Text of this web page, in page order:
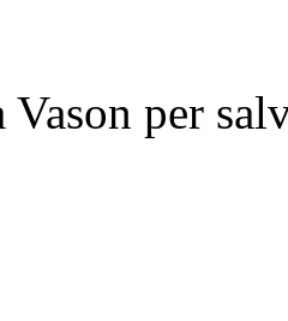
per